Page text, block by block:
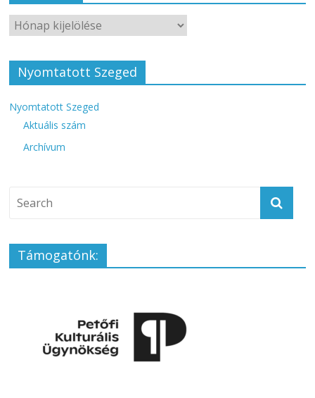
Nyomtatott Szeged
Nyomtatott Szeged
Aktuális szám
Archívum
Támogatónk: